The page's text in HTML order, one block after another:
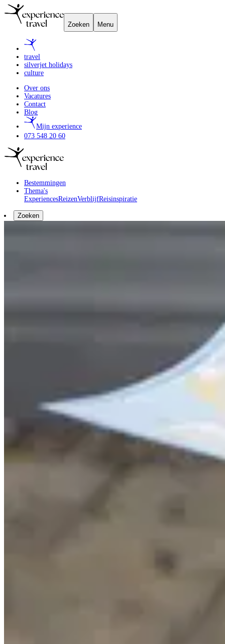
Zoeken Menu
travel
silverjet holidays
culture
Over ons
Vacatures
Contact
Blog
Mijn experience
073 548 20 60
Bestemmingen
Thema's
ExperiencesReizenVerblijfReisinspiratie
Zoeken